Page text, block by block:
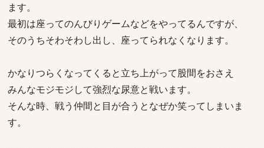
ます。
最初は座ってのんびりゲームなどをやってるんですが、
そのうちそわそわし出し、座ってられなくなります。
かなりつらくなってくると立ち上がって股間をおさえ
みんなモジモジして強烈な尿意と戦います。
そんな時、戦う仲間と目が合うとなぜか笑ってしまいま
す。